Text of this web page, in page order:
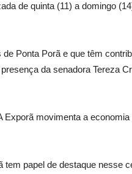
de quinta (11) a domingo
Ponta Porã e que têm
da senadora Tereza
Exporã movimenta a
papel de destaque nesse